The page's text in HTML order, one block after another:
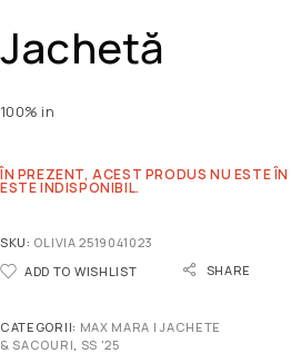
Jachetă
100% in
ÎN PREZENT, ACEST PRODUS NU ESTE
ESTE INDISPONIBIL.
SKU: OLIVIA 2519041023
ADD TO WISHLIST
SHARE
CATEGORII: MAX MARA | JACHETE
& SACOURI SS '25